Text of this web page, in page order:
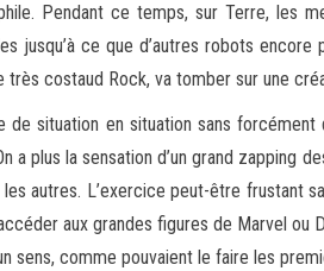
Pendant ce temps, sur Terre, les
jusqu’à ce que d’autres robots
très costaud Rock, va tomber sur une
de situation en situation sans
a plus la sensation d’un grand zapping
les autres. L’exercice peut-être frustant
aux grandes figures de Marvel ou
sens, comme pouvaient le faire les